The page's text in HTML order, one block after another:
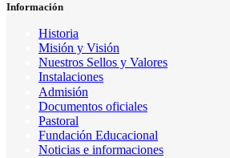
Información
Historia
Misión y Visión
Nuestros Sellos y Valores
Instalaciones
Admisión
Documentos oficiales
Pastoral
Fundación Educacional
Noticias e informaciones